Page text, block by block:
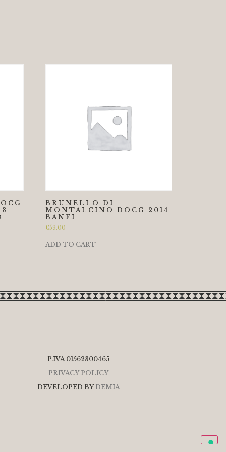
BRUNELLO DI
MONTALCINO DOCG 2014
BANFI
€59.00
ADD TO CART
P.IVA 01562300465
PRIVACY POLICY
DEVELOPED BY DEMIA